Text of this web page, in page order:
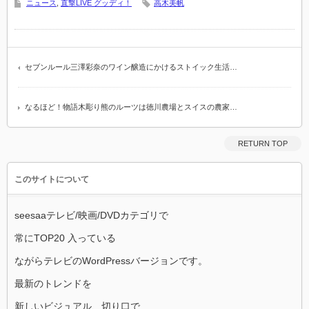
ニュース 直撃LIVE グッディ！ 高木美帆
セブンルール三澤彩奈のワイン醸造にかけるストイック生活…
なるほど！物語木彫り熊のルーツは徳川農場とスイスの農家…
RETURN TOP
このサイトについて
seesaaテレビ/映画/DVDカテゴリで
常にTOP20 入っている
ながらテレビのWordPressバージョンです。
最新のトレンドを
新しいビジュアル、切り口で